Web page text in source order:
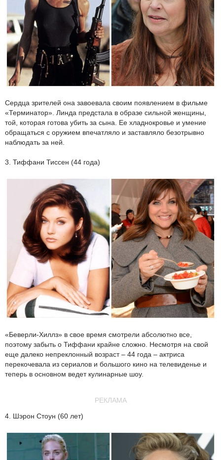
Сердца зрителей она завоевала своим появлением в фильме
«Терминатор». Линда предстала в образе сильной женщины,
той, которая готова убить за сына. Ее хладнокровье и умение
обращаться с оружием впечатляло и заставляло безотрывно
наблюдать за ней.
3. Тиффани Тиссен (44 года)
«Беверли-Хиллз» в свое время смотрели абсолютно все,
поэтому забыть о Тиффани крайне сложно. Несмотря на свой
еще далеко непреклонный возраст – 44 года – актриса
перекочевала из сериалов и большого кино на телевиденье и
теперь в основном ведет кулинарные шоу.
РЕКЛАМА
4. Шэрон Стоун (60 лет)